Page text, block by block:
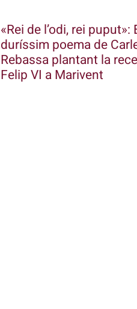
«Rei de l’odi, rei puput»:
duríssim poema de
Rebassa plantant la
Felip VI a Marivent